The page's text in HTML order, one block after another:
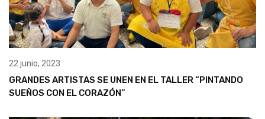
22 junio, 2023
GRANDES ARTISTAS SE UNEN EN EL TALLER “PINTANDO
SUEÑOS CON EL CORAZÓN”